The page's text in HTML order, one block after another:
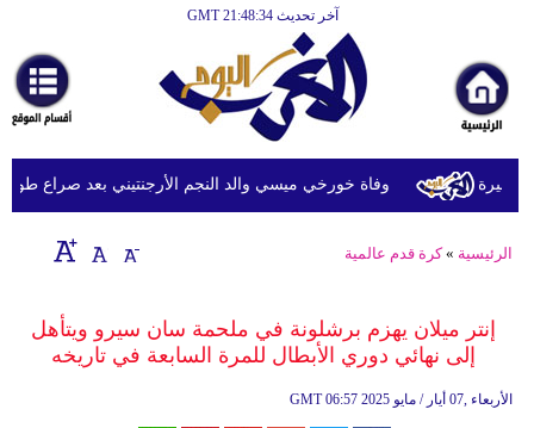
آخر تحديث GMT 21:48:34
أخبارعاجلة
رياضة
ثقافة
إقتصاد
وموسيقى
وفاة خورخي ميسي والد النجم الأرجنتيني بعد صراع طويل
الرئيسية »كرة قدم عالمية
إنتر ميلان يهزم برشلونة في ملحمة سان سيرو ويتأهل
إلى نهائي دوري الأبطال للمرة السابعة في تاريخه
GMT 06:57 2025 الأربعاء ,07 أيار / مايو